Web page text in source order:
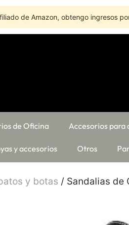
de Amazon, obtengo ingresos
de Oficina Accesorios para
y accesorios Otros
y botas / Sandalias de